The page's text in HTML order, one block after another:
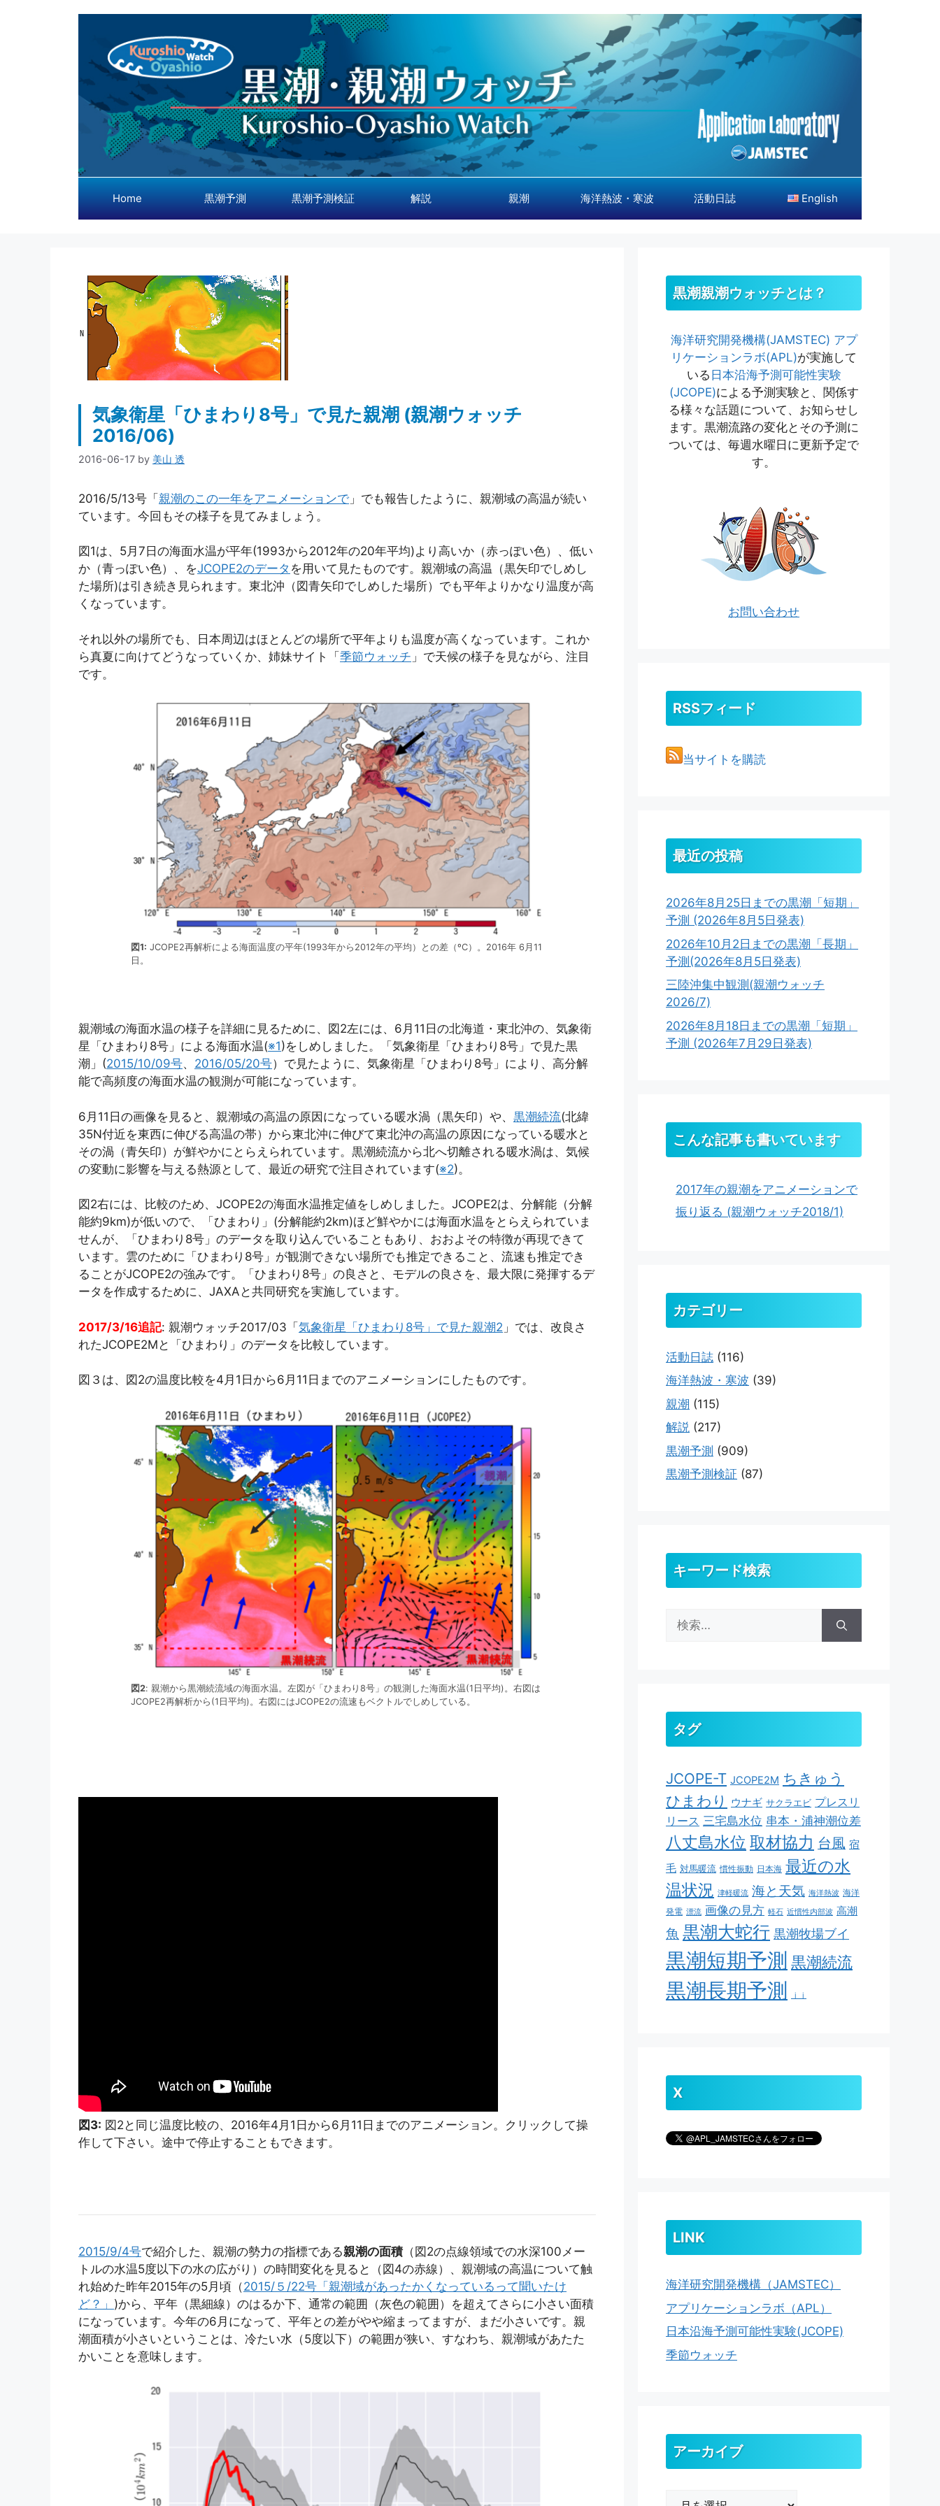
Home 黒潮予測 黒潮予測検証 解説 親潮 海洋熱波・寒波 活動日誌 English
気象衛星「ひまわり8号」で見た親潮 (親潮ウォッチ
2016/06)
2016-06-17 by 美山 透
2016/5/13号「親潮のこの一年をアニメーションで 」でも報告したように、親潮域の高温が続い
ています。今回もその様子を見てみましょう。
図1は、5月7日の海面水温が平年(1993から2012年の20年平均)より高いか（赤っぽい色）、低い
か（青っぽい色）、をJCOPE2のデータ を用いて見たものです。親潮域の高温（黒矢印でしめし
た場所)は引き続き見られます。東北沖（図青矢印でしめした場所）でも平年よりかなり温度が高
くなっています。
それ以外の場所でも、日本周辺はほとんどの場所で平年よりも温度が高くなっています。これか
ら真夏に向けてどうなっていくか、姉妹サイト「季節ウォッチ 」で天候の様子を見ながら、注目
です。
図1: JCOPE2再解析による海面温度の平年(1993年から2012年の平均）との差（ºC）。2016年 6月11
日。
親潮域の海面水温の様子を詳細に見るために、図2左には、6月11日の北海道・東北沖の、気象衛
星「ひまわり8号」による海面水温(※1)をしめしました。「気象衛星「ひまわり8号」で見た黒
潮」(2015/10/09号、 2016/05/20号）で見たように、気象衛星「ひまわり8号」により、高分解
能で高頻度の海面水温の観測が可能になっています。
6月11日の画像を見ると、親潮域の高温の原因になっている暖水渦（黒矢印）や、 黒潮続流(北緯
35N付近を東西に伸びる高温の帯）から東北沖に伸びて東北沖の高温の原因になっている暖水と
その渦（青矢印）が鮮やかにとらえられています。黒潮続流から北へ切離される暖水渦は、気候
の変動に影響を与える熱源として、最近の研究で注目されています(※2)。
図2右には、比較のため、JCOPE2の海面水温推定値をしめしました。JCOPE2は、分解能（分解
能約9km)が低いので、「ひまわり」(分解能約2km)ほど鮮やかには海面水温をとらえられていま
せんが、「ひまわり8号」のデータを取り込んでいることもあり、おおよその特徴が再現できて
います。雲のために「ひまわり8号」が観測できない場所でも推定できること、流速も推定でき
ることがJCOPE2の強みです。「ひまわり8号」の良さと、モデルの良さを、最大限に発揮するデ
ータを作成するために、JAXAと共同研究を実施しています。
2017/3/16追記: 親潮ウォッチ2017/03「気象衛星「ひまわり8号」で見た親潮2 」では、改良さ
れたJCOPE2Mと「ひまわり」のデータを比較しています。
図３は、図2の温度比較を4月1日から6月11日までのアニメーションにしたものです。
図2: 親潮から黒潮続流域の海面水温。左図が「ひまわり8号」の観測した海面水温(1日平均)。右図は
JCOPE2再解析から(1日平均)。右図にはJCOPE2の流速もベクトルでしめしている。
図3: 図2と同じ温度比較の、2016年4月1日から6月11日までのアニメーション。クリックして操
作して下さい。途中で停止することもできます。
2015/9/4号で紹介した、親潮の勢力の指標である親潮の面積（図2の点線領域での水深100メー
トルの水温5度以下の水の広がり）の時間変化を見ると（図4の赤線）、親潮域の高温について触
れ始めた昨年2015年の5月頃（2015/５/22号「親潮域があったかくなっているって聞いたけ
ど？」 )から、平年（黒細線）のはるか下、通常の範囲（灰色の範囲）を超えてさらに小さい面積
になっています。今年の6月になって、平年との差がやや縮まってますが、まだ小さいです。親
潮面積が小さいということは、冷たい水（5度以下）の範囲が狭い、すなわち、親潮域があたた
かいことを意味します。
黒潮親潮ウォッチとは？
海洋研究開発機構(JAMSTEC) アプ
リケーションラボ(APL)が実施して
いる 日本沿海予測可能性実験
(JCOPE)による予測実験と、関係す
る様々な話題について、お知らせし
ます。黒潮流路の変化とその予測に
ついては、毎週水曜日に更新予定で
す。
お問い合わせ
RSSフィード
当サイトを購読
最近の投稿
2026年8月25日までの黒潮「短期」
予測 (2026年8月5日発表)
2026年10月2日までの黒潮「長期」
予測(2026年8月5日発表)
三陸沖集中観測(親潮ウォッチ
2026/7)
2026年8月18日までの黒潮「短期」
予測 (2026年7月29日発表)
こんな記事も書いています
2017年の親潮をアニメーションで
振り返る (親潮ウォッチ2018/1)
カテゴリー
活動日誌 (116)
海洋熱波・寒波 (39)
親潮 (115)
解説 (217)
黒潮予測 (909)
黒潮予測検証 (87)
キーワード検索
索:
タグ
JCOPE-T JCOPE2M ちきゅう
ひまわり
ウナギ サクラエビ プレスリ
リース 三宅島水位 串本・浦神潮位差
八丈島水位 取材協力 台風 宿
毛 対馬暖流 慣性振動 日本海 最近の水
温状況 津軽暖流 海と天気 海洋熱波 海洋
発電 漂流 画像の見方 軽石 近慣性内部波 高潮
魚 黒潮大蛇行 黒潮牧場ブイ
黒潮短期予測 黒潮続流
黒潮長期予測 ｊｊ
X
LINK
海洋研究開発機構（JAMSTEC）
アプリケーションラボ（APL）
日本沿海予測可能性実験(JCOPE)
季節ウォッチ
アーカイブ